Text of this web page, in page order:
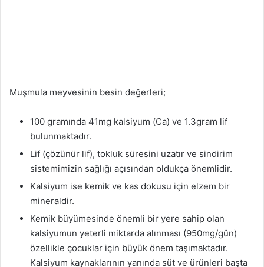
Muşmula meyvesinin besin değerleri;
100 gramında 41mg kalsiyum (Ca) ve 1.3gram lif
bulunmaktadır.
Lif (çözünür lif), tokluk süresini uzatır ve sindirim
sistemimizin sağlığı açısından oldukça önemlidir.
Kalsiyum ise kemik ve kas dokusu için elzem bir
mineraldir.
Kemik büyümesinde önemli bir yere sahip olan
kalsiyumun yeterli miktarda alınması (950mg/gün)
özellikle çocuklar için büyük önem taşımaktadır.
Kalsiyum kaynaklarının yanında süt ve ürünleri başta